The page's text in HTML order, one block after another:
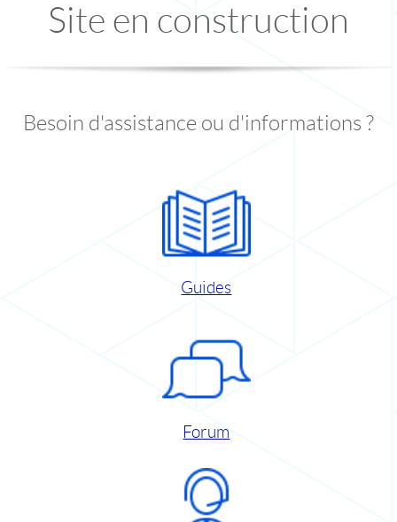
Site en construction
Besoin d'assistance ou d'informations ?
Guides
Forum